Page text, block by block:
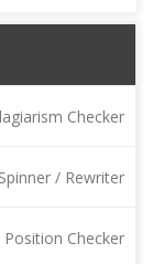
Checker
/ Rewriter
Checker